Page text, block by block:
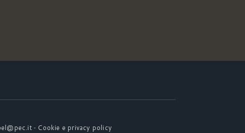
- Cookie e privacy policy